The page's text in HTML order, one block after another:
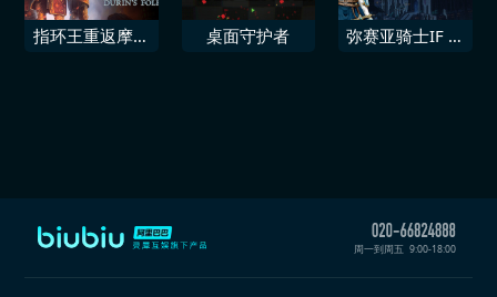
指环王重返摩瑞
桌面守护者
弥赛亚骑士IF ～
周一到周五 9:00-18:00